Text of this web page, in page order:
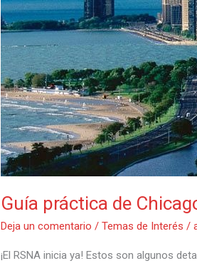
Guía práctica de
Deja un comentario /Temas de Interés /
¡El RSNA inicia ya! Estos son algunos